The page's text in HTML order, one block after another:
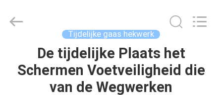
PRODUCTEN
Tijdelijke gaas hekwerk
De tijdelijke Plaats het
Schermen Voetveiligheid die
van de Wegwerken